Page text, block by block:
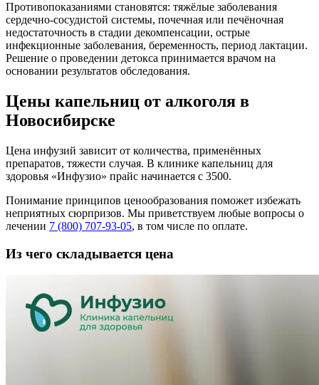
Противопоказаниями становятся: тяжёлые заболевания
сердечно-сосудистой системы, почечная или печёночная
недостаточность в стадии декомпенсации, острые
инфекционные заболевания, беременность, период лактации.
Решение о проведении детокса принимается врачом на
основании результатов обследования.
Цены капельниц от алкоголя в
Новосибирске
Цена инфузий зависит от количества, применённых
препаратов, тяжести случая. В клинике капельниц для
здоровья «Инфузио» прайс начинается с 3500.
Понимание принципов ценообразования поможет избежать
неприятных сюрпризов. Мы приветствуем любые вопросы о
лечении 7 (800) 707-93-05, в том числе по оплате.
Из чего складывается цена